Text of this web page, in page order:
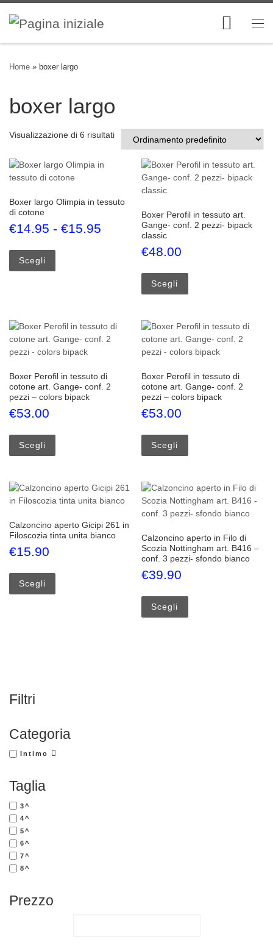
Skip to content
Home » boxer largo
boxer largo
Visualizzazione di 6 risultati
Boxer largo Olimpia in tessuto
di cotone
€14.95 - €15.95 Fascia di prezzo: da €14.95
Scegli
Questo prodotto ha più varianti. Le opzioni possono
Boxer Perofil in tessuto art.
Gange- conf. 2 pezzi- bipack
classic
€48.00
Scegli
Boxer Perofil in tessuto di
cotone art. Gange- conf. 2
pezzi – colors bipack
€53.00
Scegli
Boxer Perofil in tessuto di
cotone art. Gange- conf. 2
pezzi – colors bipack
€53.00
Scegli
Calzoncino aperto Gicipi 261 in
Filoscozia tinta unita bianco
€15.90
Scegli
Questo prodotto ha più varianti. Le opzioni possono
Calzoncino aperto in Filo di
Scozia Nottingham art. B416 –
conf. 3 pezzi- sfondo bianco
€39.90
Scegli
Filtri
Categoria
Intimo
Taglia
3^
4^
5^
6^
7^
8^
Prezzo